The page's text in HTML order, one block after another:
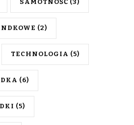
SAMOTNOŚĆ (3)
(2)
TECHNOLOGIA (5)
(6)
(5)